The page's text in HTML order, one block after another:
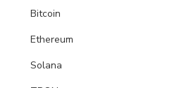
Bitcoin
Ethereum
Solana